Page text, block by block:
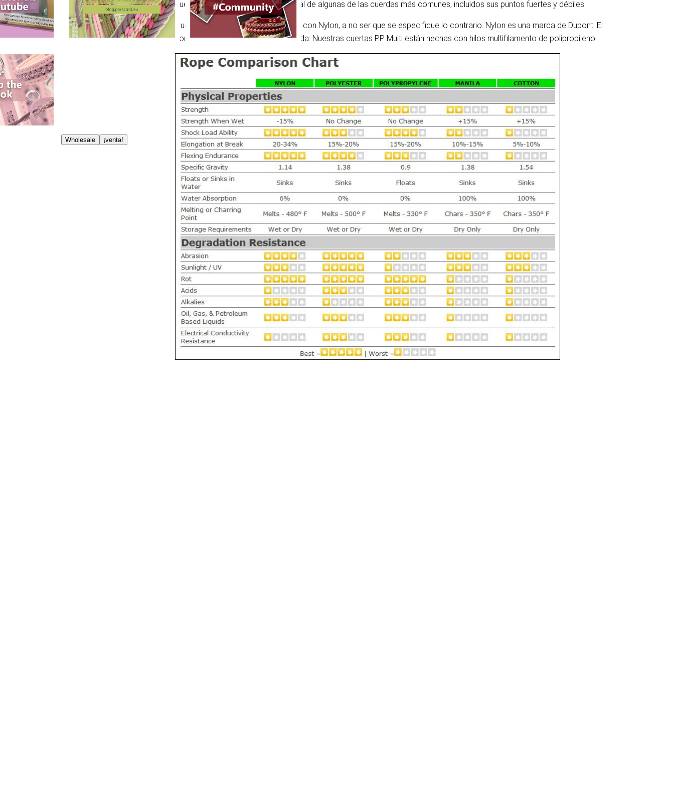
Wholesale ¡venta!
cuerdas con una descripción general de algunas de las cuerdas más comunes, incluidos sus puntos fuertes y débiles.
Nuestra gama Paracord está hecha con Nylon, a no ser que se especifique lo contrario. Nylon es una marca de Dupont. El
nombre original de Nylon es poliamida. Nuestras cuertas PP Multi están hechas con hilos multifilamento de polipropileno.